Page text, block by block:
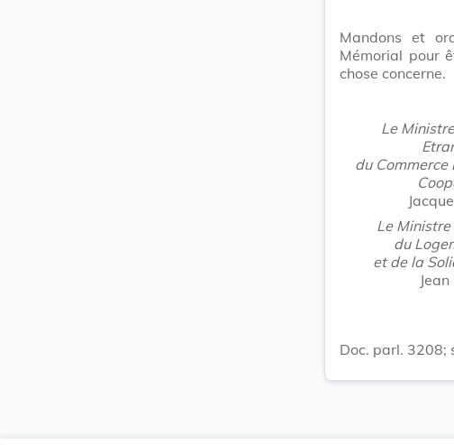
Mandons et
Mémorial pour
chose concerne.
Le
du
Le
du
et de la
Doc. parl.